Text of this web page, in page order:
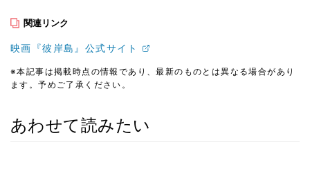
関連リンク
映画『彼岸島』公式サイト
※本記事は掲載時点の情報であり、最新のものとは異なる場合があり
ます。予めご了承ください。
あわせて読みたい